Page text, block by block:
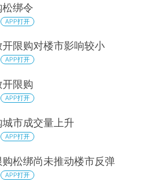
绑令
APP打开
限购对楼市影响较小
APP打开
限购
APP打开
市成交量上升
APP打开
松绑尚未推动楼市反弹
APP打开